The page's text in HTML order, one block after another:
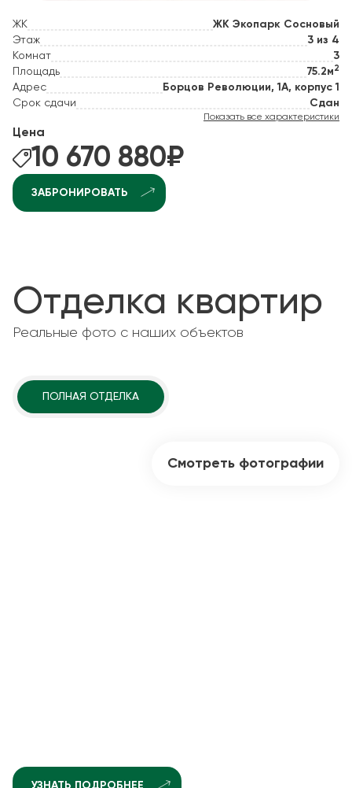
ЖК
ЖК Экопарк Сосновый
Этаж
3 из 4
Комнат
3
Площадь
75.2м 2
Адрес
Борцов Революции, 1А, корпус 1
Срок сдачи
Сдан
Показать все характеристики
Цена
10 670 880₽
ЗАБРОНИРОВАТЬ
Отделка квартир
Реальные фото с наших объектов
ПОЛНАЯ ОТДЕЛКА
Смотреть фотографии
УЗНАТЬ ПОДРОБНЕЕ